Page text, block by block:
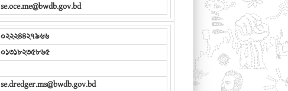
se.oce.me@bwdb.gov.bd
০২২২৪৪২৭৯৬৬
০১৩১৮২৩৫৮৬৫
se.dredger.ms@bwdb.gov.bd